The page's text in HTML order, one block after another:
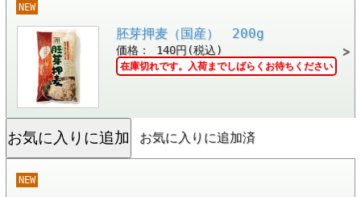
NEW
胚芽押麦（国産） 200g
価格： 140円(税込)
在庫切れです。入荷までしばらくお待ちください
お気に入りに追加済
NEW